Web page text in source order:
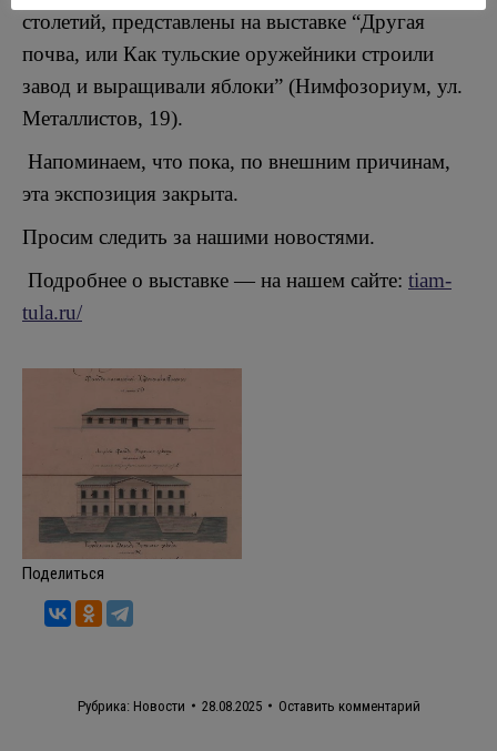
столетий, представлены на выставке “Другая
почва, или Как тульские оружейники строили
завод и выращивали яблоки” (Нимфозориум, ул.
Металлистов, 19).
Напоминаем, что пока, по внешним причинам,
эта экспозиция закрыта.
Просим следить за нашими новостями.
Подробнее о выставке — на нашем сайте: tiam-
tula.ru/
Поделиться
Рубрика: Новости 28.08.2025 Оставить комментарий